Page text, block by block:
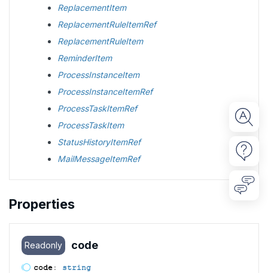
ReplacementItem
ReplacementRuleItemRef
ReplacementRuleItem
ReminderItem
ProcessInstanceItem
ProcessInstanceItemRef
ProcessTaskItemRef
ProcessTaskItem
StatusHistoryItemRef
MailMessageItemRef
Properties
Readonly code
code: string